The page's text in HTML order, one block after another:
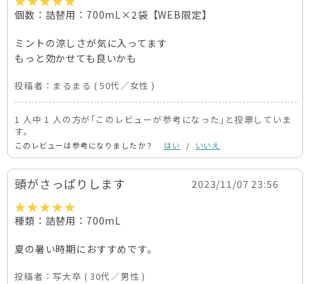
個数：詰替用：700mL×2袋【WEB限定】
ミントの涼しさが気に入ってます
もっと効かせても良いかも
投稿者： まるまる ( 50代／女性 )
1 人中 1 人の方が｢このレビューが参考になった｣と投票していま
す。
このレビューは参考になりましたか？ はい / いいえ
頭がさっぱりします 2023/11/07 23:56
種類：詰替用：700mL
夏の暑い時期におすすめです。
投稿者：写大卒 ( 30代／男性 )